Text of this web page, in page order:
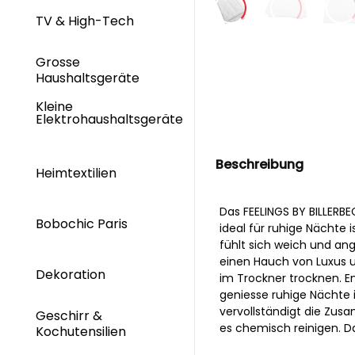
TV & High-Tech
Grosse
Haushaltsgeräte
Kleine
Elektrohaushaltsgeräte
Heimtextilien
Bobochic Paris
Dekoration
Geschirr &
Kochutensilien
Beschreibung
Das FEELINGS BY
ideal für ruhige Nächte
fühlt sich weich und
einen Hauch von Luxus
im Trockner trocknen.
geniesse ruhige Nächte
vervollständigt die
es chemisch reinigen.